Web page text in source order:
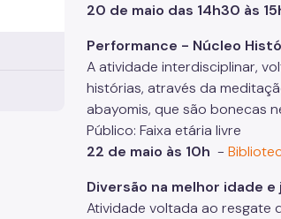
20 de maio das 14h30 às
Performance - Núcleo
A atividade interdisciplinar,
histórias, através da
abayomis, que são bonecas
Público: Faixa etária livre
22 de maio às 10h -
Diversão na melhor idade
Atividade voltada ao resgate